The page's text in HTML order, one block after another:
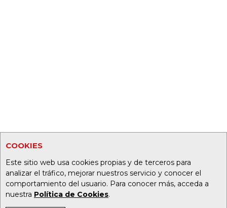
COOKIES
Este sitio web usa cookies propias y de terceros para
analizar el tráfico, mejorar nuestros servicio y conocer el
comportamiento del usuario. Para conocer más, acceda a
nuestra Política de Cookies.